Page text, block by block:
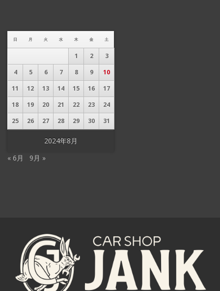
2024年8月
日 月 火 水 木 金 土
1 2
3
4
5 6 7 8 9
10
11
12 13 14 15 16
17
18
19 20 21 22 23
24
25
26 27 28 29 30 31
« 6月 9月 »